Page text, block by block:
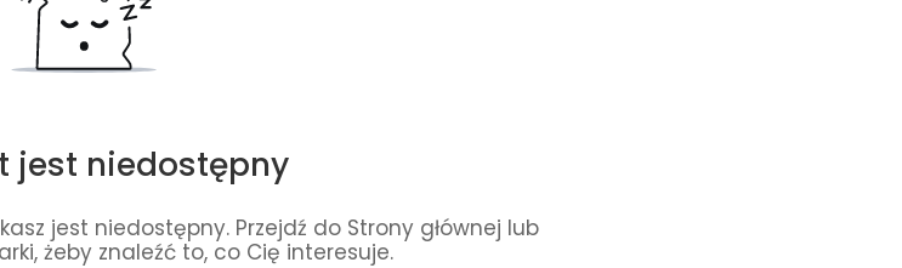
jest niedostępny
jest niedostępny. Przejdź do Strony głównej lub
żeby znaleźć to, co Cię interesuje.